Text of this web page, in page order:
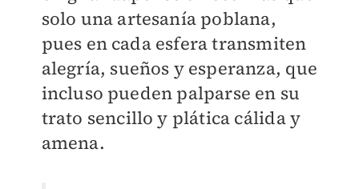
solo una artesanía poblana,
pues en cada esfera transmiten
alegría, sueños y esperanza, que
incluso pueden palparse en su
trato sencillo y plática cálida y
amena.